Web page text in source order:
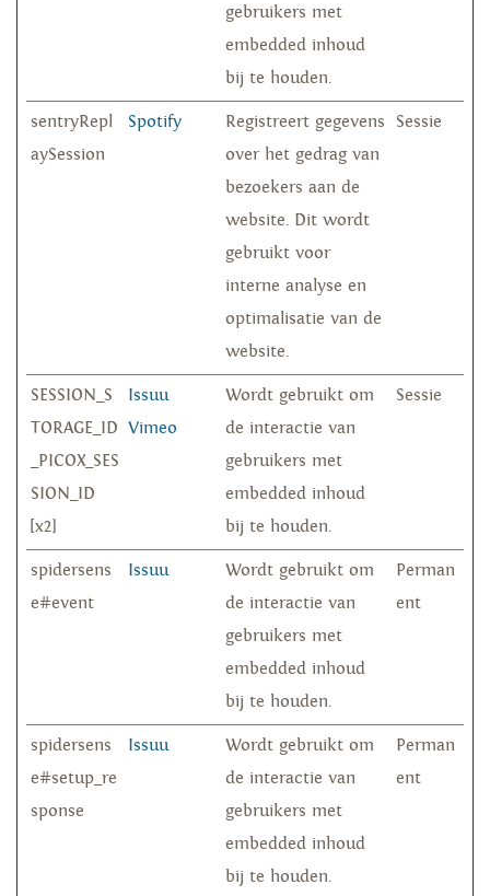
gebruikers met
embedded inhoud
bij te houden.
sentryRepl
aySession
Spotify
Registreert gegevens
over het gedrag van
bezoekers aan de
website. Dit wordt
gebruikt voor
interne analyse en
optimalisatie van de
website.
Sessie
SESSION_S
TORAGE_ID
_PICOX_SES
SION_ID
[x2]
Issuu
Vimeo
Wordt gebruikt om
de interactie van
gebruikers met
embedded inhoud
bij te houden.
Sessie
spidersens
e#event
Issuu
Wordt gebruikt om
de interactie van
gebruikers met
embedded inhoud
bij te houden.
Perman
ent
spidersens
e#setup_re
sponse
Issuu
Wordt gebruikt om
de interactie van
gebruikers met
embedded inhoud
bij te houden.
Perman
ent